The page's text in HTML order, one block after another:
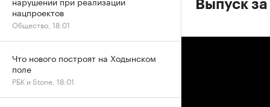
Выпуск
нацпроектов
Общество, 18:01
Что нового построят на Ходынском
поле
РБК и Stone, 18:01